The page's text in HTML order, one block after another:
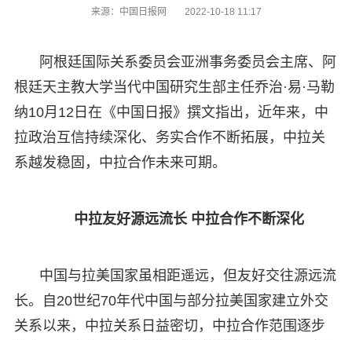
来源：中国日报网 2022-10-18 11:17
阿根廷国际关系委员会亚洲事务委员会主席、阿
根廷天主教大学当代中国研究生部主任乔治·易·马勒
纳10月12日在《中国日报》撰文指出，近年来，中
拉政治互信持续深化、务实合作不断拓展，中拉关
系越发稳固，中拉合作未来可期。
中拉友好源远流长 中拉合作不断深化
中国与拉美国家虽相距遥远，但友好交往源远流
长。自20世纪70年代中国与部分拉美国家建立外交
关系以来，中拉关系日益密切，中拉合作范围逐步